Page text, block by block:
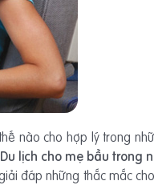
nào cho hợp lý trong
lịch cho mẹ bầu trong
đáp những thắc mắc